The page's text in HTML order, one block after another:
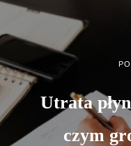
Utrata
czym